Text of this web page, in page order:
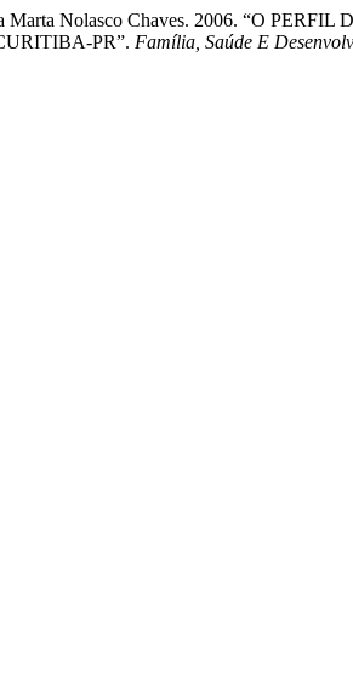
Marta Nolasco Chaves. 2006. “O
PR”. Família, Saúde E